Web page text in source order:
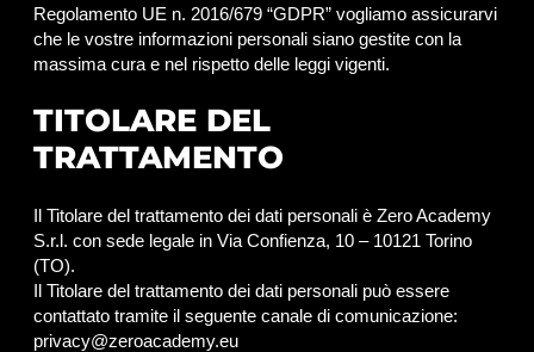
Regolamento UE n. 2016/679 “GDPR” vogliamo assicurarvi
che le vostre informazioni personali siano gestite con la
massima cura e nel rispetto delle leggi vigenti.
TITOLARE DEL
TRATTAMENTO
Il Titolare del trattamento dei dati personali è Zero Academy
S.r.l. con sede legale in Via Confienza, 10 – 10121 Torino
(TO).
Il Titolare del trattamento dei dati personali può essere
contattato tramite il seguente canale di comunicazione:
privacy@zeroacademy.eu